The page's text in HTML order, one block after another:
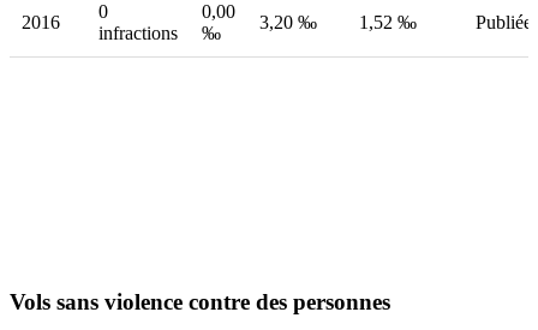
2016
0
infractions
0,00
‰
3,20 ‰ 1,52 ‰ Publiée
Vols sans violence contre des personnes